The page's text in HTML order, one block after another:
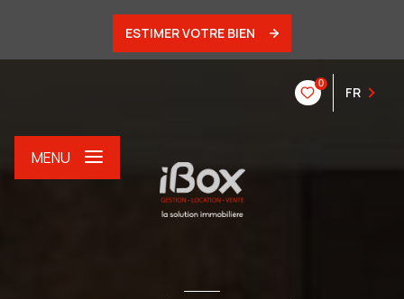
ESTIMER VOTRE BIEN
0
FR
MENU